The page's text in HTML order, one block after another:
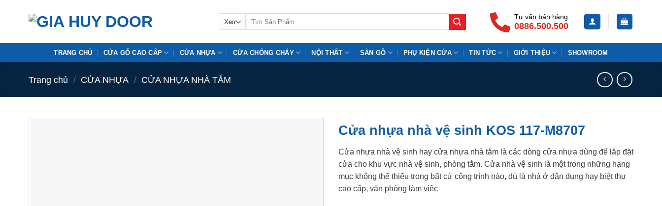
Tư vấn bán hàng
0886.500.500
TRANG CHỦ CỬA GỖ CAO CẤP CỬA NHỰA CỬA CHỐNG CHÁY NỘI THẤT SÀN GỖ PHỤ KIỆN CỬA TIN TỨC GIỚI THIỆU SHOWROOM
Trang chủ / CỬA NHỰA / CỬA NHỰA NHÀ TẮM
Cửa nhựa nhà vệ sinh KOS 117-M8707
Cửa nhựa nhà vệ sinh hay cửa nhựa nhà tắm là các dòng cửa nhựa dùng để lắp đặt
cửa cho khu vực nhà vệ sinh, phòng tắm. Cửa nhà vệ sinh là một trong những hạng
mục không thể thiếu trong bất cứ công trình nào, dù là nhà ở dân dụng hay biệt thự
cao cấp, văn phòng làm việc